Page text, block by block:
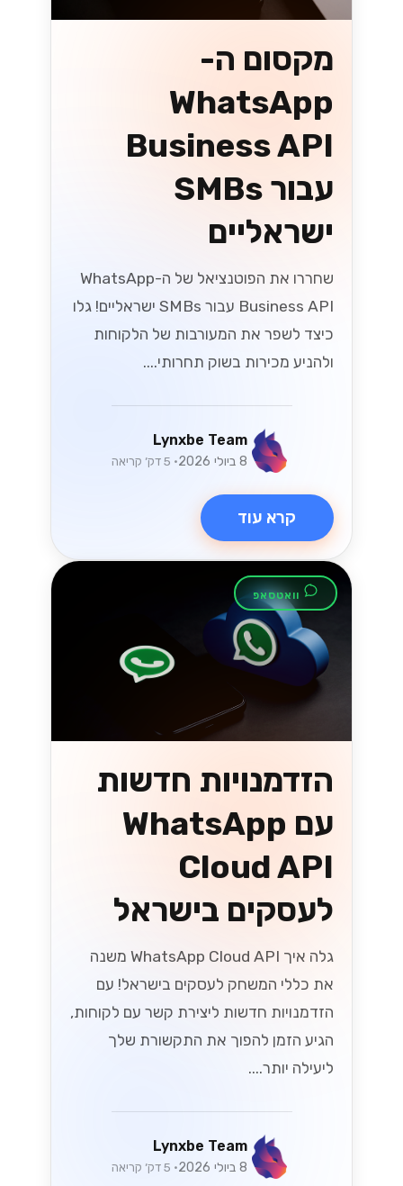
מקסום ה-
WhatsApp
Business API
עבור SMBs
ישראליים
שחררו את הפוטנציאל של ה-WhatsApp
Business API עבור SMBs ישראליים! גלו
כיצד לשפר את המעורבות של הלקוחות
ולהניע מכירות בשוק תחרותי....
Lynxbe Team
8 ביולי 2026 • 5 דק׳ קריאה
קרא עוד
וואטסאפ
הזדמנויות חדשות
עם WhatsApp
Cloud API
לעסקים בישראל
גלה איך WhatsApp Cloud API משנה
את כללי המשחק לעסקים בישראל! עם
הזדמנויות חדשות ליצירת קשר עם לקוחות,
הגיע הזמן להפוך את התקשורת שלך
ליעילה יותר....
Lynxbe Team
8 ביולי 2026 • 5 דק׳ קריאה